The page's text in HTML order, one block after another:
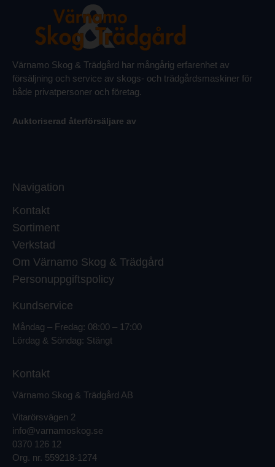
Värnamo Skog & Trädgård har mångårig erfarenhet av
försäljning och service av skogs- och trädgårdsmaskiner för
både privatpersoner och företag.
Auktoriserad återförsäljare av
Navigation
Kontakt
Sortiment
Verkstad
Om Värnamo Skog & Trädgård
Personuppgiftspolicy
Kundservice
Måndag – Fredag: 08:00 – 17:00
Lördag & Söndag: Stängt
Kontakt
Värnamo Skog & Trädgård AB
Vitarörsvägen 2
info@varnamoskog.se
0370 126 12
Org. nr. 559218-1274